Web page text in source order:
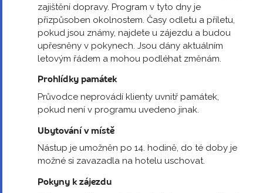
zajištění dopravy. Program v tyto dny je
přizpůsoben okolnostem. Časy odletu a příletu,
pokud jsou známy, najdete u zájezdu a budou
upřesněny v pokynech. Jsou dány aktuálním
letovým řádem a mohou podléhat změnám.
Prohlídky památek
Průvodce neprovádí klienty uvnitř památek,
pokud není v programu uvedeno jinak.
Ubytování v místě
Nástup je umožněn po 14. hodině, do té doby je
možné si zavazadla na hotelu uschovat.
Pokyny k zájezdu